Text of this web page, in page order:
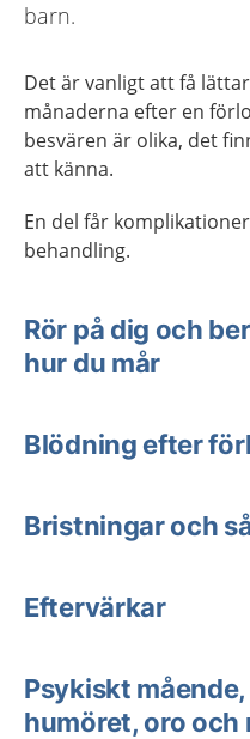
barn.
Det är vanligt att få
månaderna efter en
besvären är olika, det
att känna.
En del får
behandling.
Rör på dig och
hur du mår
Blödning efter
Bristningar och
Eftervärkar
Psykiskt
humöret, oro